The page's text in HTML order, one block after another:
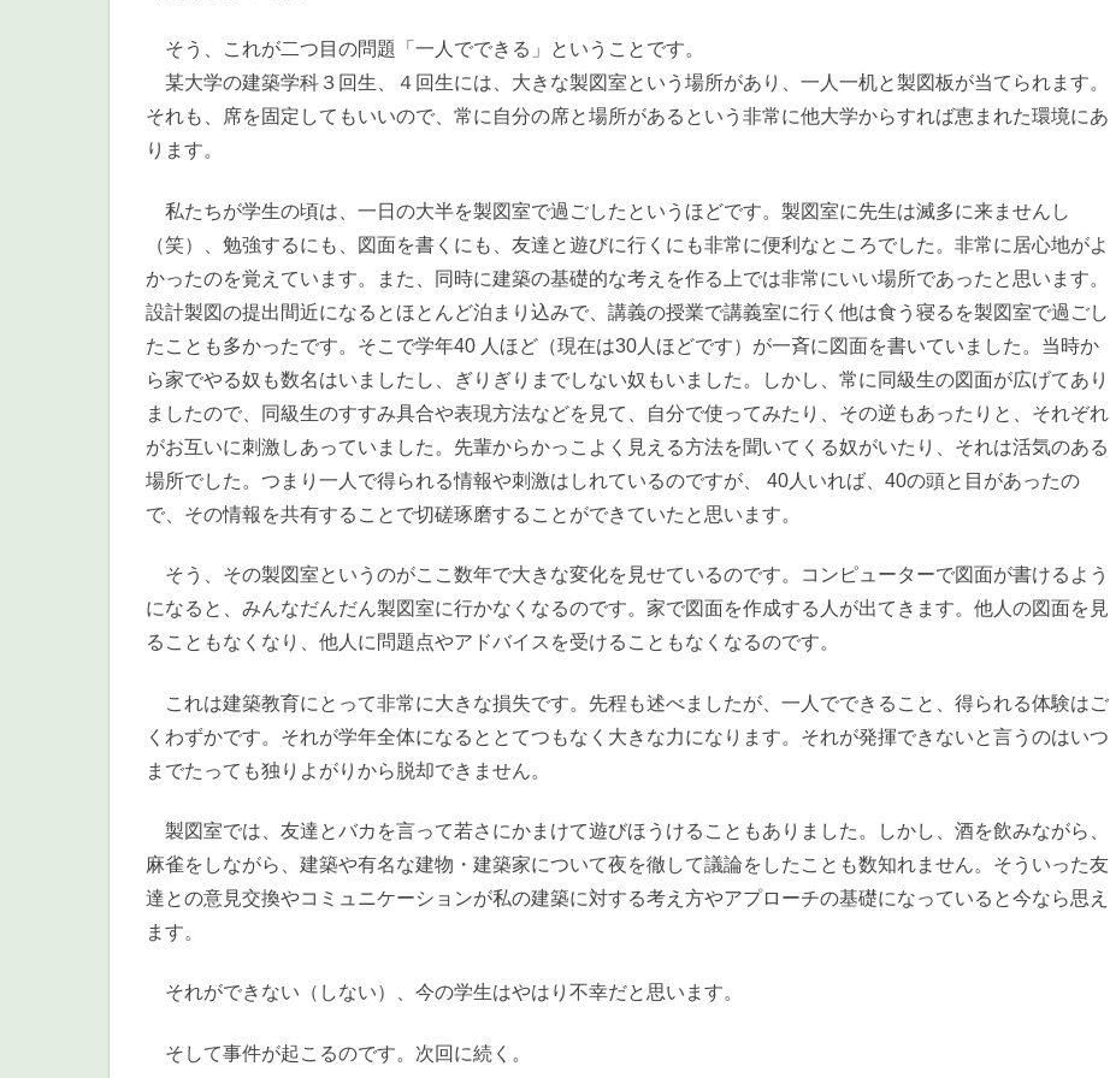
そう、これが二つ目の問題「一人でできる」ということです。
某大学の建築学科３回生、４回生には、大きな製図室という場所があり、一人一机と製図板が当てられます。
それも、席を固定してもいいので、常に自分の席と場所があるという非常に他大学からすれば恵まれた環境にあ
ります。
私たちが学生の頃は、一日の大半を製図室で過ごしたというほどです。製図室に先生は滅多に来ませんし
（笑）、勉強するにも、図面を書くにも、友達と遊びに行くにも非常に便利なところでした。非常に居心地がよ
かったのを覚えています。また、同時に建築の基礎的な考えを作る上では非常にいい場所であったと思います。
設計製図の提出間近になるとほとんど泊まり込みで、講義の授業で講義室に行く他は食う寝るを製図室で過ごし
たことも多かったです。そこで学年40 人ほど（現在は30人ほどです）が一斉に図面を書いていました。当時か
ら家でやる奴も数名はいましたし、ぎりぎりまでしない奴もいました。しかし、常に同級生の図面が広げてあり
ましたので、同級生のすすみ具合や表現方法などを見て、自分で使ってみたり、その逆もあったりと、それぞれ
がお互いに刺激しあっていました。先輩からかっこよく見える方法を聞いてくる奴がいたり、それは活気のある
場所でした。つまり一人で得られる情報や刺激はしれているのですが、 40人いれば、40の頭と目があったの
で、その情報を共有することで切磋琢磨することができていたと思います。
そう、その製図室というのがここ数年で大きな変化を見せているのです。コンピューターで図面が書けるよう
になると、みんなだんだん製図室に行かなくなるのです。家で図面を作成する人が出てきます。他人の図面を見
ることもなくなり、他人に問題点やアドバイスを受けることもなくなるのです。
これは建築教育にとって非常に大きな損失です。先程も述べましたが、一人でできること、得られる体験はご
くわずかです。それが学年全体になるととてつもなく大きな力になります。それが発揮できないと言うのはいつ
までたっても独りよがりから脱却できません。
製図室では、友達とバカを言って若さにかまけて遊びほうけることもありました。しかし、酒を飲みながら、
麻雀をしながら、建築や有名な建物・建築家について夜を徹して議論をしたことも数知れません。そういった友
達との意見交換やコミュニケーションが私の建築に対する考え方やアプローチの基礎になっていると今なら思え
ます。
それができない（しない）、今の学生はやはり不幸だと思います。
そして事件が起こるのです。次回に続く。